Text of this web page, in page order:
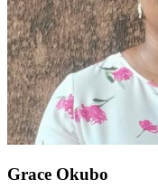
Grace Okubo